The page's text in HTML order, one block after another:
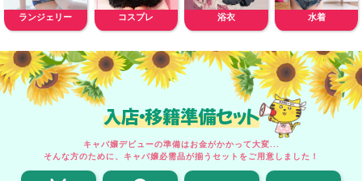
ランジェリー コスプレ 浴衣 水着
入店・移籍準備セット
キャバ嬢デビューの準備はお金がかかって大変...
そんな方のために、キャバ嬢必需品が揃うセットをご用意しました！